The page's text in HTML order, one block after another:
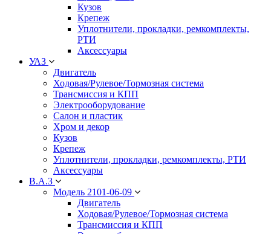
Кузов
Крепеж
Уплотнители, прокладки, ремкомплекты,
РТИ
Аксессуары
УАЗ
Двигатель
Ходовая/Рулевое/Тормозная система
Трансмиссия и КПП
Электрооборудование
Салон и пластик
Хром и декор
Кузов
Крепеж
Уплотнители, прокладки, ремкомплекты, РТИ
Аксессуары
В.А.З
Модель 2101-06-09
Двигатель
Ходовая/Рулевое/Тормозная система
Трансмиссия и КПП